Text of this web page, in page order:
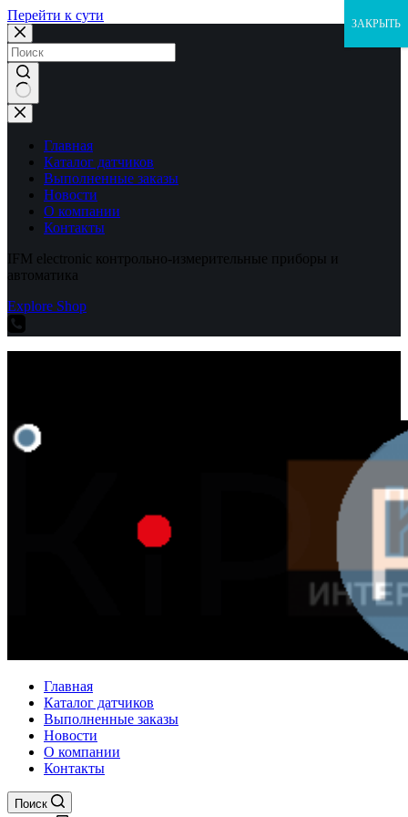
Перейти к сути
Ничего
не
найденоГлавная
Каталог датчиков
Выполненные заказы
Новости
О компании
Контакты
IFM electronic контрольно-измерительные приборы и
автоматика
Explore Shop
Главная
Каталог датчиков
Выполненные заказы
Новости
О компании
Контакты
Поиск
ЗАКРЫТЬ